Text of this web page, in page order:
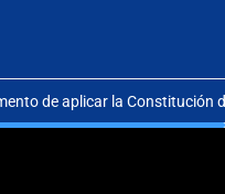
de aplicar la Constitución